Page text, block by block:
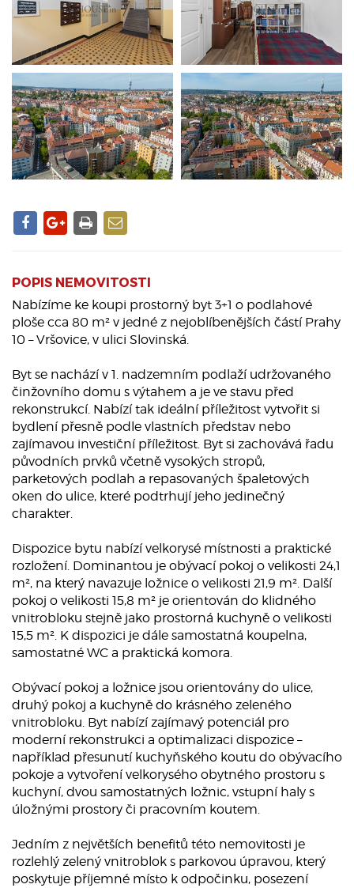
POPIS NEMOVITOSTI
Nabízíme ke koupi prostorný byt 3+1 o podlahové
ploše cca 80 m² v jedné z nejoblíbenějších částí Prahy
10 – Vršovice, v ulici Slovinská.
Byt se nachází v 1. nadzemním podlaží udržovaného
činžovního domu s výtahem a je ve stavu před
rekonstrukcí. Nabízí tak ideální příležitost vytvořit si
bydlení přesně podle vlastních představ nebo
zajímavou investiční příležitost. Byt si zachovává řadu
původních prvků včetně vysokých stropů,
parketových podlah a repasovaných špaletových
oken do ulice, které podtrhují jeho jedinečný
charakter.
Dispozice bytu nabízí velkorysé místnosti a praktické
rozložení. Dominantou je obývací pokoj o velikosti 24,1
m², na který navazuje ložnice o velikosti 21,9 m². Další
pokoj o velikosti 15,8 m² je orientován do klidného
vnitrobloku stejně jako prostorná kuchyně o velikosti
15,5 m². K dispozici je dále samostatná koupelna,
samostatné WC a praktická komora.
Obývací pokoj a ložnice jsou orientovány do ulice,
druhý pokoj a kuchyně do krásného zeleného
vnitrobloku. Byt nabízí zajímavý potenciál pro
moderní rekonstrukci a optimalizaci dispozice –
například přesunutí kuchyňského koutu do obývacího
pokoje a vytvoření velkorysého obytného prostoru s
kuchyní, dvou samostatných ložnic, vstupní haly s
úložnými prostory či pracovním koutem.
Jedním z největších benefitů této nemovitosti je
rozlehlý zelený vnitroblok s parkovou úpravou, který
poskytuje příjemné místo k odpočinku, posezení